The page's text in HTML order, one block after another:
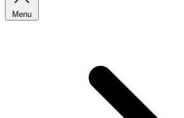
Menu